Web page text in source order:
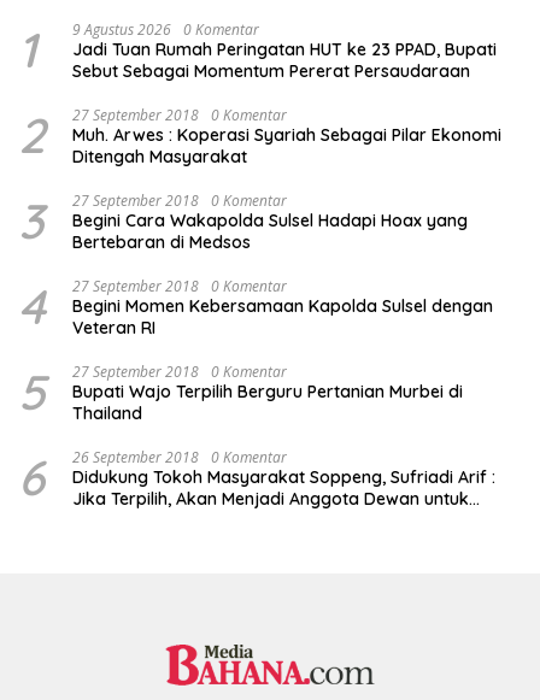
1 9 Agustus 2026 0 Komentar
Jadi Tuan Rumah Peringatan HUT ke 23 PPAD, Bupati
Sebut Sebagai Momentum Pererat Persaudaraan
2 27 September 2018 0 Komentar
Muh. Arwes : Koperasi Syariah Sebagai Pilar Ekonomi
Ditengah Masyarakat
3 27 September 2018 0 Komentar
Begini Cara Wakapolda Sulsel Hadapi Hoax yang
Bertebaran di Medsos
4 27 September 2018 0 Komentar
Begini Momen Kebersamaan Kapolda Sulsel dengan
Veteran RI
5 27 September 2018 0 Komentar
Bupati Wajo Terpilih Berguru Pertanian Murbei di
Thailand
6 26 September 2018 0 Komentar
Didukung Tokoh Masyarakat Soppeng, Sufriadi Arif :
Jika Terpilih, Akan Menjadi Anggota Dewan untuk